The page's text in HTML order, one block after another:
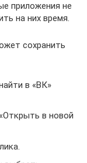
приложения не
на них время.
сохранить
в «ВК»
в новой